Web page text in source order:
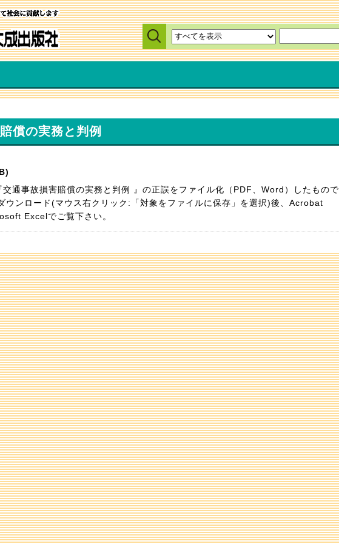
償の実務と判例
交通事故損害賠償の実務と判例 』の正誤をファイル化（PDF、Word）したもので
ウンロード(マウス右クリック:「対象をファイルに保存」を選択)後、Acrobat
Excelでご覧下さい。